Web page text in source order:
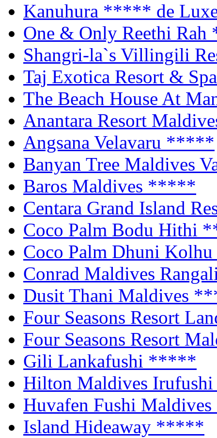
Kanuhura ***** de
One & Only Reethi Rah
Shangri-la`s Villingili
Taj Exotica Resort &
The Beach House At
Anantara Resort
Angsana Velavaru *****
Banyan Tree Maldives
Baros Maldives *****
Centara Grand Island
Coco Palm Bodu Hithi
Coco Palm Dhuni Kolhu
Conrad Maldives
Dusit Thani Maldives
Four Seasons Resort
Four Seasons Resort
Gili Lankafushi *****
Hilton Maldives
Huvafen Fushi Maldives
Island Hideaway *****